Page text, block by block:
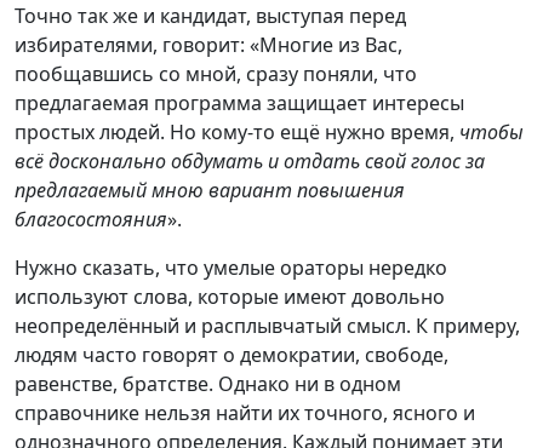
Точно так же и кандидат, выступая перед
избирателями, говорит: «Многие из Вас,
пообщавшись со мной, сразу поняли, что
предлагаемая программа защищает интересы
простых людей. Но кому-то ещё нужно время, чтобы
всё досконально обдумать и отдать свой голос за
предлагаемый мною вариант повышения
благосостояния».
Нужно сказать, что умелые ораторы нередко
используют слова, которые имеют довольно
неопределённый и расплывчатый смысл. К примеру,
людям часто говорят о демократии, свободе,
равенстве, братстве. Однако ни в одном
справочнике нельзя найти их точного, ясного и
однозначного определения. Каждый понимает эти